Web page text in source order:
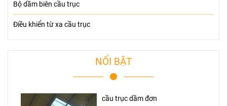
Bộ dầm biên cầu trục
Điều khiển từ xa cầu trục
NỔI BẬT
cầu trục dầm đơn